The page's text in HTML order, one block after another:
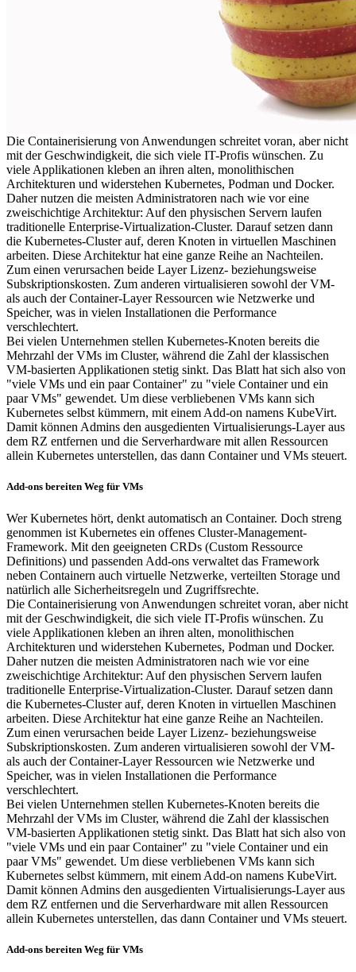
Die Containerisierung von Anwendungen schreitet voran, aber nicht
mit der Geschwindigkeit, die sich viele IT-Profis wünschen. Zu
viele Applikationen kleben an ihren alten, monolithischen
Architekturen und widerstehen Kubernetes, Podman und Docker.
Daher nutzen die meisten Administratoren nach wie vor eine
zweischichtige Architektur: Auf den physischen Servern laufen
traditionelle Enterprise-Virtualization-Cluster. Darauf setzen dann
die Kubernetes-Cluster auf, deren Knoten in virtuellen Maschinen
arbeiten. Diese Architektur hat eine ganze Reihe an Nachteilen.
Zum einen verursachen beide Layer Lizenz- beziehungsweise
Subskriptionskosten. Zum anderen virtualisieren sowohl der VM-
als auch der Container-Layer Ressourcen wie Netzwerke und
Speicher, was in vielen Installationen die Performance
verschlechtert.
Bei vielen Unternehmen stellen Kubernetes-Knoten bereits die
Mehrzahl der VMs im Cluster, während die Zahl der klassischen
VM-basierten Applikationen stetig sinkt. Das Blatt hat sich also von
"viele VMs und ein paar Container" zu "viele Container und ein
paar VMs" gewendet. Um diese verbliebenen VMs kann sich
Kubernetes selbst kümmern, mit einem Add-on namens KubeVirt.
Damit können Admins den ausgedienten Virtualisierungs-Layer aus
dem RZ entfernen und die Serverhardware mit allen Ressourcen
allein Kubernetes unterstellen, das dann Container und VMs steuert.
Add-ons bereiten Weg für VMs
Wer Kubernetes hört, denkt automatisch an Container. Doch streng
genommen ist Kubernetes ein offenes Cluster-Management-
Framework. Mit den geeigneten CRDs (Custom Ressource
Definitions) und passenden Add-ons verwaltet das Framework
neben Containern auch virtuelle Netzwerke, verteilten Storage und
natürlich alle Sicherheitsregeln und Zugriffsrechte.
Die Containerisierung von Anwendungen schreitet voran, aber nicht
mit der Geschwindigkeit, die sich viele IT-Profis wünschen. Zu
viele Applikationen kleben an ihren alten, monolithischen
Architekturen und widerstehen Kubernetes, Podman und Docker.
Daher nutzen die meisten Administratoren nach wie vor eine
zweischichtige Architektur: Auf den physischen Servern laufen
traditionelle Enterprise-Virtualization-Cluster. Darauf setzen dann
die Kubernetes-Cluster auf, deren Knoten in virtuellen Maschinen
arbeiten. Diese Architektur hat eine ganze Reihe an Nachteilen.
Zum einen verursachen beide Layer Lizenz- beziehungsweise
Subskriptionskosten. Zum anderen virtualisieren sowohl der VM-
als auch der Container-Layer Ressourcen wie Netzwerke und
Speicher, was in vielen Installationen die Performance
verschlechtert.
Bei vielen Unternehmen stellen Kubernetes-Knoten bereits die
Mehrzahl der VMs im Cluster, während die Zahl der klassischen
VM-basierten Applikationen stetig sinkt. Das Blatt hat sich also von
"viele VMs und ein paar Container" zu "viele Container und ein
paar VMs" gewendet. Um diese verbliebenen VMs kann sich
Kubernetes selbst kümmern, mit einem Add-on namens KubeVirt.
Damit können Admins den ausgedienten Virtualisierungs-Layer aus
dem RZ entfernen und die Serverhardware mit allen Ressourcen
allein Kubernetes unterstellen, das dann Container und VMs steuert.
Add-ons bereiten Weg für VMs